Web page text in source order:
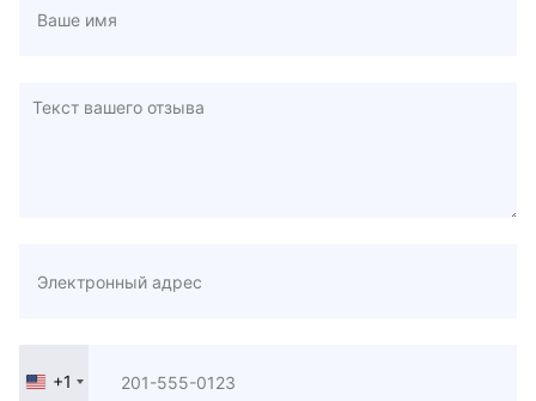
United
+1